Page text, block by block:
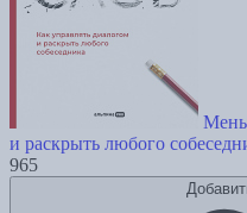
и раскрыть любого
965